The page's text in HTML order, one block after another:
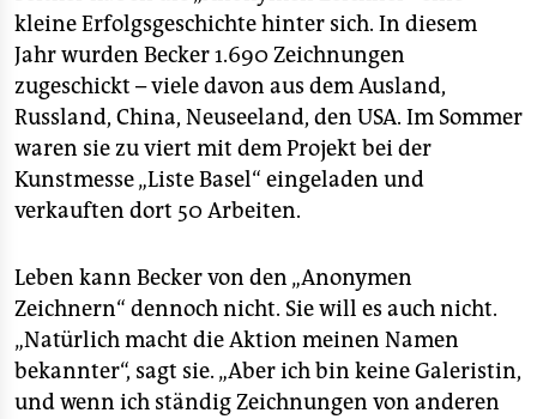
kleine Erfolgsgeschichte hinter sich. In diesem
Jahr wurden Becker 1.690 Zeichnungen
zugeschickt – viele davon aus dem Ausland,
Russland, China, Neuseeland, den USA. Im Sommer
waren sie zu viert mit dem Projekt bei der
Kunstmesse „Liste Basel“ eingeladen und
verkauften dort 50 Arbeiten.
Leben kann Becker von den „Anonymen
Zeichnern“ dennoch nicht. Sie will es auch nicht.
„Natürlich macht die Aktion meinen Namen
bekannter“, sagt sie. „Aber ich bin keine Galeristin,
und wenn ich ständig Zeichnungen von anderen